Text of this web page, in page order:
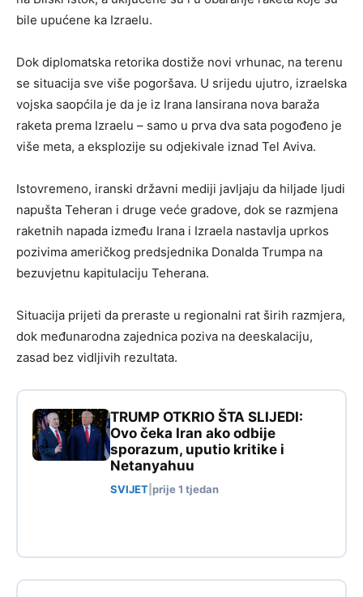
bile upućene ka Izraelu.
Dok diplomatska retorika dostiže novi vrhunac, na terenu
se situacija sve više pogoršava. U srijedu ujutro, izraelska
vojska saopćila je da je iz Irana lansirana nova baraža
raketa prema Izraelu – samo u prva dva sata pogođeno je
više meta, a eksplozije su odjekivale iznad Tel Aviva.
Istovremeno, iranski državni mediji javljaju da hiljade ljudi
napušta Teheran i druge veće gradove, dok se razmjena
raketnih napada između Irana i Izraela nastavlja uprkos
pozivima američkog predsjednika Donalda Trumpa na
bezuvjetnu kapitulaciju Teherana.
Situacija prijeti da preraste u regionalni rat širih razmjera,
dok međunarodna zajednica poziva na deeskalaciju,
zasad bez vidljivih rezultata.
TRUMP OTKRIO ŠTA SLIJEDI:
Ovo čeka Iran ako odbije
sporazum, uputio kritike i
Netanyahuu
SVIJET prije 1 tjedan